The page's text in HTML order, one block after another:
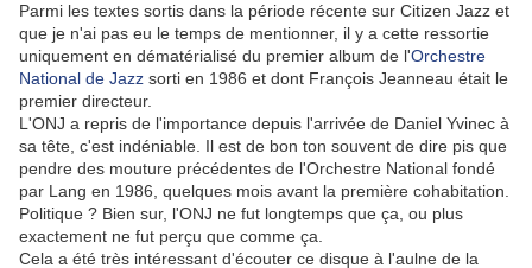
Parmi les textes sortis dans la période récente sur Citizen Jazz et
que je n'ai pas eu le temps de mentionner, il y a cette ressortie
uniquement en dématérialisé du premier album de l'Orchestre
National de Jazz sorti en 1986 et dont François Jeanneau était le
premier directeur.
L'ONJ a repris de l'importance depuis l'arrivée de Daniel Yvinec à
sa tête, c'est indéniable. Il est de bon ton souvent de dire pis que
pendre des mouture précédentes de l'Orchestre National fondé
par Lang en 1986, quelques mois avant la première cohabitation.
Politique ? Bien sur, l'ONJ ne fut longtemps que ça, ou plus
exactement ne fut perçu que comme ça.
Cela a été très intéressant d'écouter ce disque à l'aulne de la